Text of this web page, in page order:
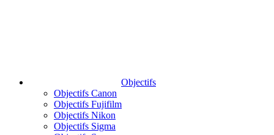
Objectifs
Objectifs Canon
Objectifs Fujifilm
Objectifs Nikon
Objectifs Sigma